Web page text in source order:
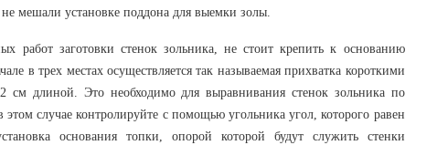
мешали установке поддона для выемки золы.
работ заготовки стенок зольника, не стоит крепить к основанию
в трех местах осуществляется так называемая прихватка короткими
длиной. Это необходимо для выравнивания стенок зольника по
этом случае контролируйте с помощью угольника угол, которого равен
основания топки, опорой которой будут служить стенки